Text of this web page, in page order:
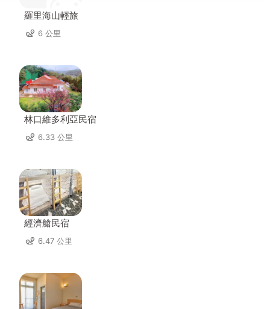
羅里海山輕旅
6 公里
林口維多利亞民宿
6.33 公里
經濟艙民宿
6.47 公里